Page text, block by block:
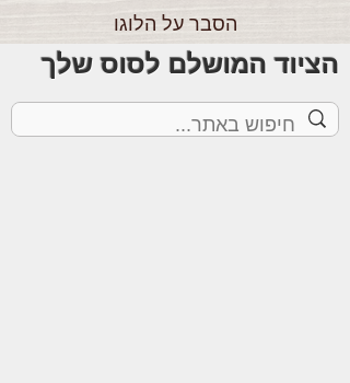
הסבר על הלוגו
הציוד המושלם לסוס שלך